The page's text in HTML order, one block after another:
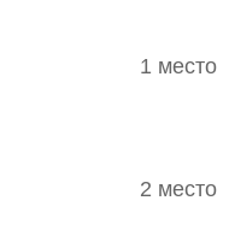
1 место
2 место